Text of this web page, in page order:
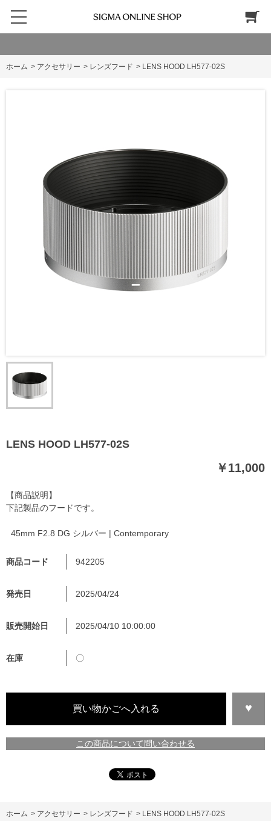
ホーム > アクセサリー > レンズフード > LENS HOOD LH577-02S
LENS HOOD LH577-02S
￥11,000
商品コード 942205
発売日 2025/04/24
販売開始日 2025/04/10 10:00:00
在庫 〇
この商品について問い合わせる
【商品説明】
下記製品のフードです。
45mm F2.8 DG シルバー | Contemporary
ホーム > アクセサリー > レンズフード > LENS HOOD LH577-02S